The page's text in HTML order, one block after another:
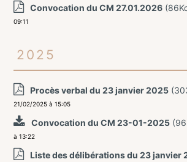
Convocation du CM 27.01.2026
09:11
2025
Procès verbal du 23 janvier 2025
21/02/2025 à 15:05
Convocation du CM 23-01-2025
à 13:22
Liste des délibérations du 23 janvier